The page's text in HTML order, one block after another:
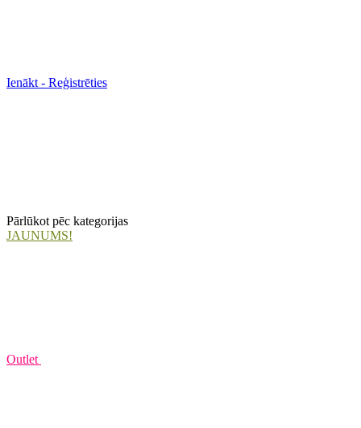
Ienākt - Reģistrēties
Pārlūkot pēc kategorijas
JAUNUMS!
Outlet